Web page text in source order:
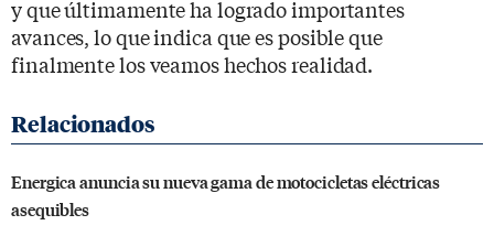
y que últimamente ha logrado importantes
avances, lo que indica que es posible que
finalmente los veamos hechos realidad.
Energica anuncia su nueva gama de motocicletas eléctricas
asequibles